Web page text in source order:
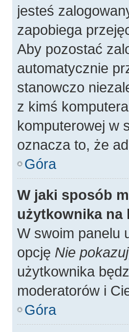
jesteś
zapobiega
Aby pozostać
automatycznie
stanowczo
z kimś
komputerowej w
oznacza to, że
Góra
W jaki sposób
użytkownika na
W swoim panelu
opcję Nie
użytkownika
moderatorów i
Góra